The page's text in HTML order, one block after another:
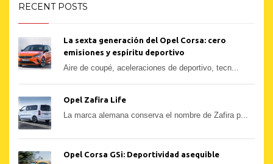
RECENT POSTS
La sexta generación del Opel Corsa: cero
emisiones y espíritu deportivo
Aire de coupé, aceleraciones de deportivo, tecn...
Opel Zafira Life
La marca alemana conserva el nombre de Zafira p...
Opel Corsa GSi: Deportividad asequible